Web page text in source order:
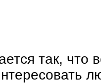
так, что